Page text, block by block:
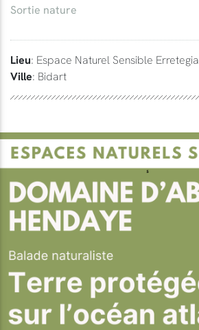
Sortie nature
Lieu: Espace Naturel Sensible
Ville: Bidart